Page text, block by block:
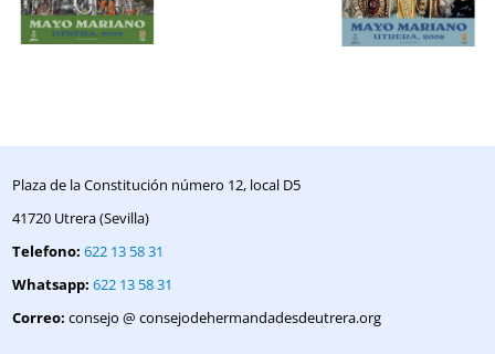
Plaza de la Constitución número 12, local D5
41720 Utrera (Sevilla)
Telefono: 622 13 58 31
Whatsapp: 622 13 58 31
Correo: consejo @ consejodehermandadesdeutrera.org